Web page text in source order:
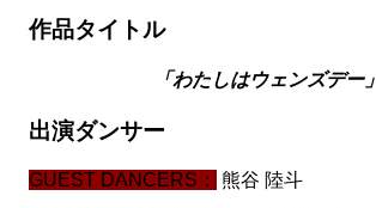
作品タイトル
「わたしはウェンズデー」
出演ダンサー
GUEST DANCERS： 熊谷 陸斗